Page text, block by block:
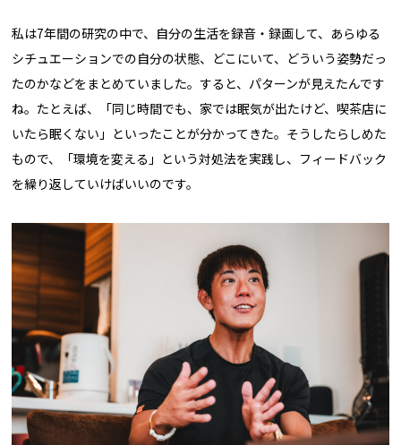
私は7年間の研究の中で、自分の生活を録音・録画して、あらゆる
シチュエーションでの自分の状態、どこにいて、どういう姿勢だっ
たのかなどをまとめていました。すると、パターンが見えたんです
ね。たとえば、「同じ時間でも、家では眠気が出たけど、喫茶店に
いたら眠くない」といったことが分かってきた。そうしたらしめた
もので、「環境を変える」という対処法を実践し、フィードバック
を繰り返していけばいいのです。